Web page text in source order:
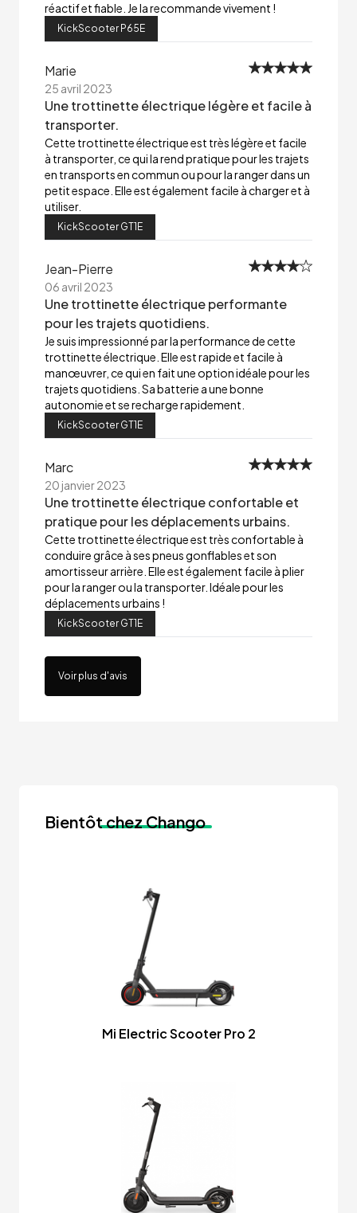
réactif et fiable. Je la recommande vivement !
KickScooter P65E
Marie
25 avril 2023
Une trottinette électrique légère et facile à
transporter.
Cette trottinette électrique est très légère et facile
à transporter, ce qui la rend pratique pour les trajets
en transports en commun ou pour la ranger dans un
petit espace. Elle est également facile à charger et à
utiliser.
KickScooter GT1E
Jean-Pierre
06 avril 2023
Une trottinette électrique performante
pour les trajets quotidiens.
Je suis impressionné par la performance de cette
trottinette électrique. Elle est rapide et facile à
manœuvrer, ce qui en fait une option idéale pour les
trajets quotidiens. Sa batterie a une bonne
autonomie et se recharge rapidement.
KickScooter GT1E
Marc
20 janvier 2023
Une trottinette électrique confortable et
pratique pour les déplacements urbains.
Cette trottinette électrique est très confortable à
conduire grâce à ses pneus gonflables et son
amortisseur arrière. Elle est également facile à plier
pour la ranger ou la transporter. Idéale pour les
déplacements urbains !
KickScooter GT1E
Voir plus d'avis
Bientôtchez Chango
Mi Electric Scooter Pro 2